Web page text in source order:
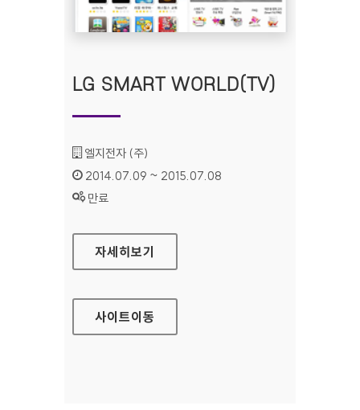
LG SMART WORLD(TV)
기관명 :
엘지전자 (주)
인증기간 :
2014.07.09 ~ 2015.07.08
상태 :
만료
LG SMART WORLD(TV)
자세히보기
사이트이동